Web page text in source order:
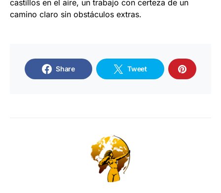
castillos en el aire, un trabajo con certeza de un
camino claro sin obstáculos extras.
Share Tweet